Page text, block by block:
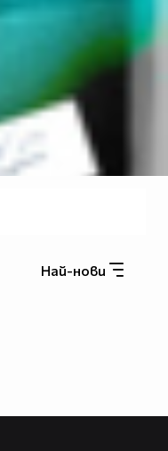
Най-нови